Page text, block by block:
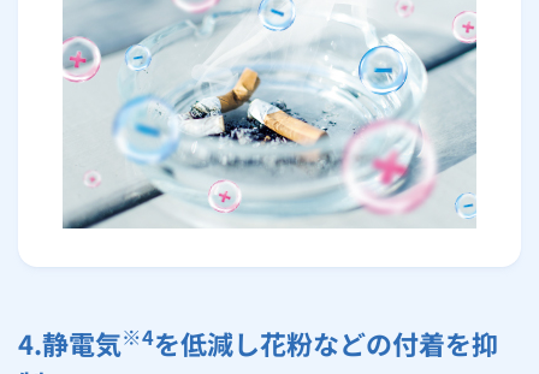
4.静電気※4を低減し花粉などの付着を抑